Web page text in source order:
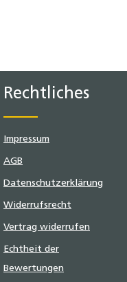
Rechtliches
Impressum
AGB
Datenschutzerklärung
Widerrufsrecht
Vertrag widerrufen
Echtheit der
Bewertungen